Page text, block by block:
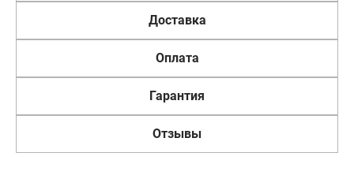
Доставка
Оплата
Гарантия
Отзывы